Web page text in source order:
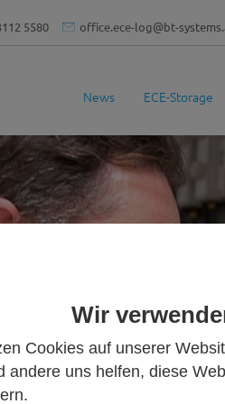
Wir
Cookies auf unserer
andere uns helfen, diese
5580 office.ece-log@bt-
News ECE-Storage